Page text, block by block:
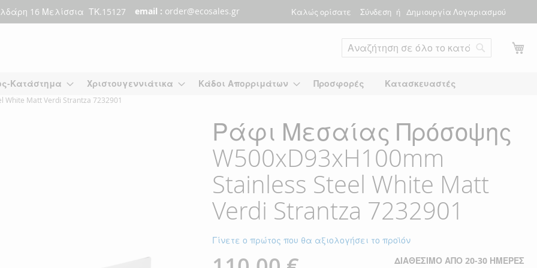
16 Μελίσσια ΤΚ.15127 email : order@ecosales.gr Καλώς ορίσατε Σύνδεση Δημιουργία Λογαριασμού
Κατάστημα Χριστουγεννιάτικα Κάδοι Απορριμάτων Προσφορές Κατασκευαστές
Matt Verdi Strantza 7232901
Ράφι Μεσαίας Πρόσοψης
W500xD93xH100mm
Stainless Steel White Matt
Verdi Strantza 7232901
Γίνετε ο πρώτος που θα αξιολογήσει το προϊόν
Ειδική
ΔΙΑΘΈΣΙΜΟ ΑΠΌ 20-30 ΗΜΈΡΕΣ